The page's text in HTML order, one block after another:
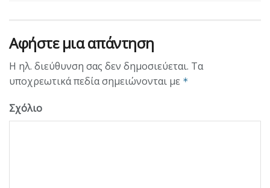
Αφήστε μια απάντηση
Η ηλ. διεύθυνση σας δεν δημοσιεύεται. Τα
υποχρεωτικά πεδία σημειώνονται με *
Σχόλιο